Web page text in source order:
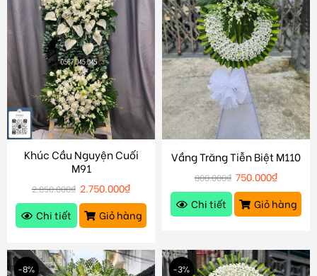
Khúc Cầu Nguyện Cuối
M91
2.850.000₫ 2.750.000₫
Chi tiết
Giỏ hàng
Vầng Trăng Tiễn Biệt M110
800.000₫ 750.000₫
Chi tiết
Giỏ hàng
-8% -3%